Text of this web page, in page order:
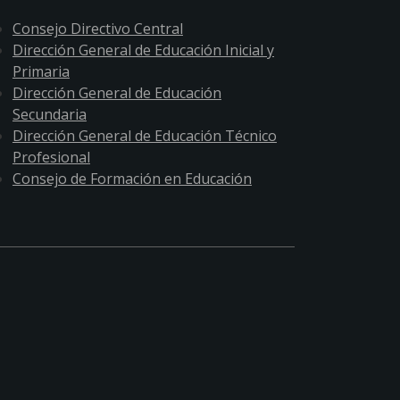
Consejo Directivo Central
Dirección General de Educación Inicial y
Primaria
Dirección General de Educación
Secundaria
Dirección General de Educación Técnico
Profesional
Consejo de Formación en Educación